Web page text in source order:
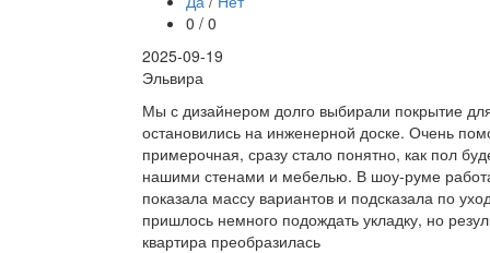
0 / 0
2025-09-19
Эльвира
Мы с дизайнером долго выбирали покрытие
остановились на инженерной доске. Очень
примерочная, сразу стало понятно, как пол
нашими стенами и мебелью. В шоу-руме
показала массу вариантов и подсказала по
пришлось немного подождать укладку, но
квартира преобразилась